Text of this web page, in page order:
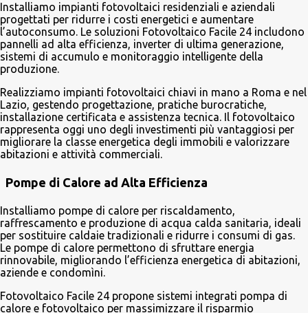
Installiamo impianti fotovoltaici residenziali e aziendali
progettati per ridurre i costi energetici e aumentare
l’autoconsumo. Le soluzioni Fotovoltaico Facile 24 includono
pannelli ad alta efficienza, inverter di ultima generazione,
sistemi di accumulo e monitoraggio intelligente della
produzione.
Realizziamo impianti fotovoltaici chiavi in mano a Roma e nel
Lazio, gestendo progettazione, pratiche burocratiche,
installazione certificata e assistenza tecnica. Il fotovoltaico
rappresenta oggi uno degli investimenti più vantaggiosi per
migliorare la classe energetica degli immobili e valorizzare
abitazioni e attività commerciali.
Pompe di Calore ad Alta Efficienza
Installiamo pompe di calore per riscaldamento,
raffrescamento e produzione di acqua calda sanitaria, ideali
per sostituire caldaie tradizionali e ridurre i consumi di gas.
Le pompe di calore permettono di sfruttare energia
rinnovabile, migliorando l’efficienza energetica di abitazioni,
aziende e condomìni.
Fotovoltaico Facile 24 propone sistemi integrati pompa di
calore e fotovoltaico per massimizzare il risparmio